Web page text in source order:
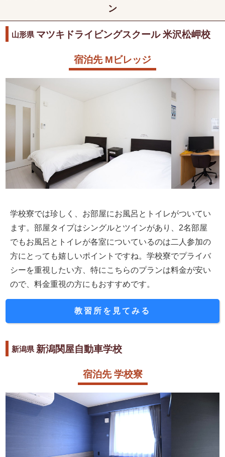
ン
山形県 マツキドライビングスクール 米沢松岬校
宿泊先 Mビレッジ
学校寮では珍しく、お部屋にお風呂とトイレがついてい
ます。部屋タイプはシングルとツインがあり、2名部屋
でもお風呂とトイレが各室についているのは二人参加の
方にとっても嬉しいポイントですね。学校寮でプライバ
シーを重視したい方、特にこちらのプランは料金が安い
ので、料金重視の方にもおすすめです。
教習所を見てみる
新潟県 新潟関屋自動車学校
宿泊先 学校寮